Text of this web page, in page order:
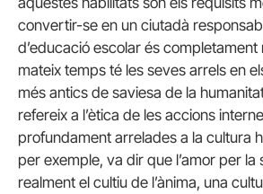
convertir-se en un ciutadà
d’educació escolar és
mateix temps té les seves arrels en
més antics de saviesa de la
refereix a l’ètica de les accions
profundament arrelades a la cultura
per exemple, va dir que l’amor per la
realment el cultiu de l’ànima, una